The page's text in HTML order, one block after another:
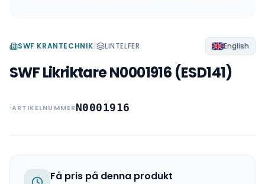
SWF KRANTECHNIK| LINTELFER English
SWF Likriktare N0001916 (ESD141)
ARTIKELNUMMERN0001916
Få pris på denna produkt